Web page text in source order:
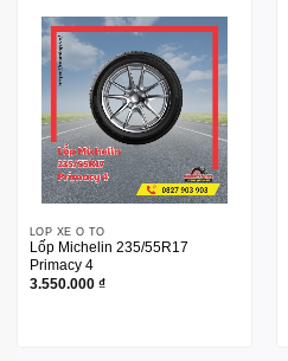
LỐP XE Ô TÔ
Lốp Michelin 235/55R17
Primacy 4
3.550.000 ₫